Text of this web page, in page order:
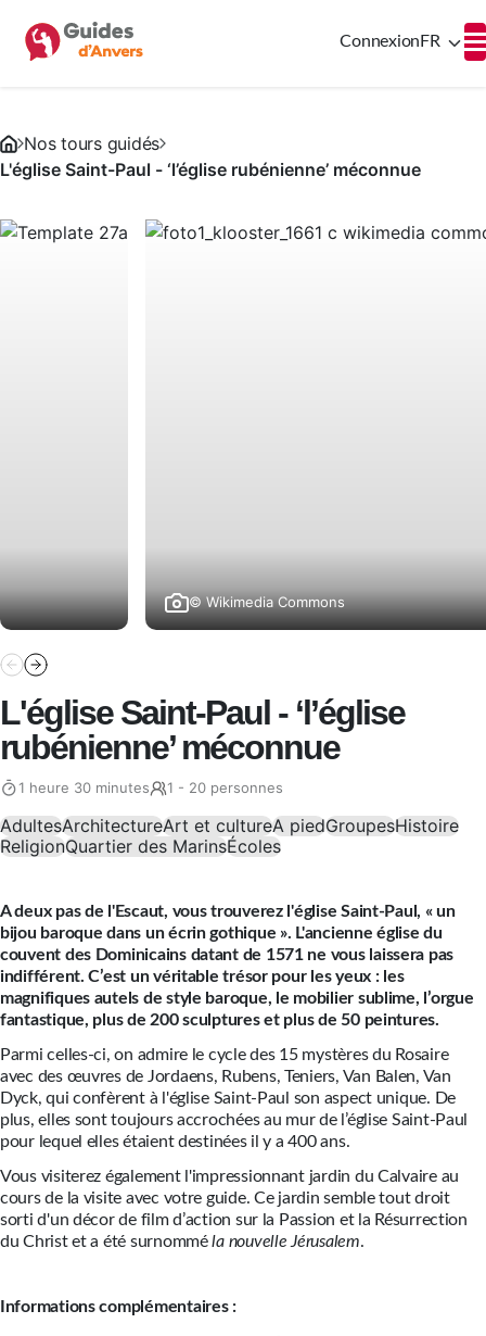
Connexion FR
Nos tours guidés
L'église Saint-Paul - ‘l’église rubénienne’ méconnue
© Wikimedia Commons
L'église Saint-Paul - ‘l’église
rubénienne’ méconnue
1 heure 30 minutes 1 - 20 personnes
AdultesArchitectureArt et cultureA piedGroupesHistoire
ReligionQuartier des MarinsÉcoles
A deux pas de l'Escaut, vous trouverez l'église Saint-Paul, « un
bijou baroque dans un écrin gothique ». L'ancienne église du
couvent des Dominicains datant de 1571 ne vous laissera pas
indifférent. C’est un véritable trésor pour les yeux : les
magnifiques autels de style baroque, le mobilier sublime, l’orgue
fantastique, plus de 200 sculptures et plus de 50 peintures.
Parmi celles-ci, on admire le cycle des 15 mystères du Rosaire
avec des œuvres de Jordaens, Rubens, Teniers, Van Balen, Van
Dyck, qui confèrent à l'église Saint-Paul son aspect unique. De
plus, elles sont toujours accrochées au mur de l’église Saint-Paul
pour lequel elles étaient destinées il y a 400 ans.
Vous visiterez également l'impressionnant jardin du Calvaire au
cours de la visite avec votre guide. Ce jardin semble tout droit
sorti d'un décor de film d’action sur la Passion et la Résurrection
du Christ et a été surnomméla nouvelle Jérusalem.
Informations complémentaires :